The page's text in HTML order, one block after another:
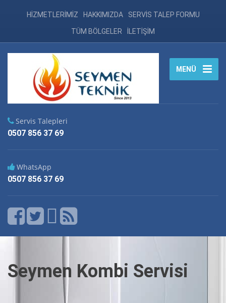
HİZMETLERİMİZ HAKKIMIZDA SERVİS TALEP FORMU
TÜM BÖLGELER İLETİŞİM
MENÜ
Servis Talepleri
0507 856 37 69
WhatsApp
0507 856 37 69
Seymen Kombi Servisi